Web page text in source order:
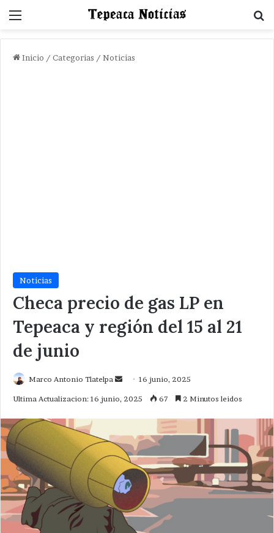
Menu
Inicio / Categorias / Noticias
Noticias
Checa precio de gas LP en
Tepeaca y región del 15 al 21
de junio
Marco Antonio Tlatelpa
Send16 junio, 2025
Ultima Actualizacion: 16 junio, 2025 67 2 Minutos leidos